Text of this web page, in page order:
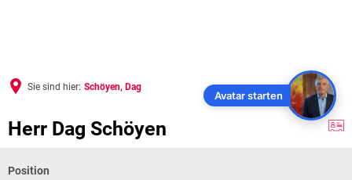
Sie sind hier: Schöyen, Dag
Herr Dag Schöyen
Position
Avatar starten